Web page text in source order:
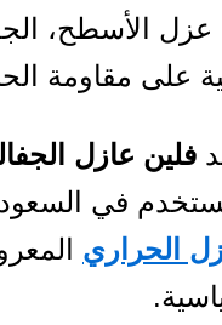
الأسطح،
على مقاومة
فلين عازل
في
الحراري